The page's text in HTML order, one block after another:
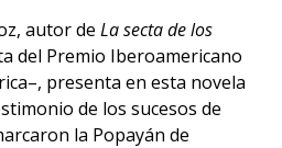
autor de La secta de los
del Premio Iberoamericano
presenta en esta novela
de los sucesos de
la Popayán de